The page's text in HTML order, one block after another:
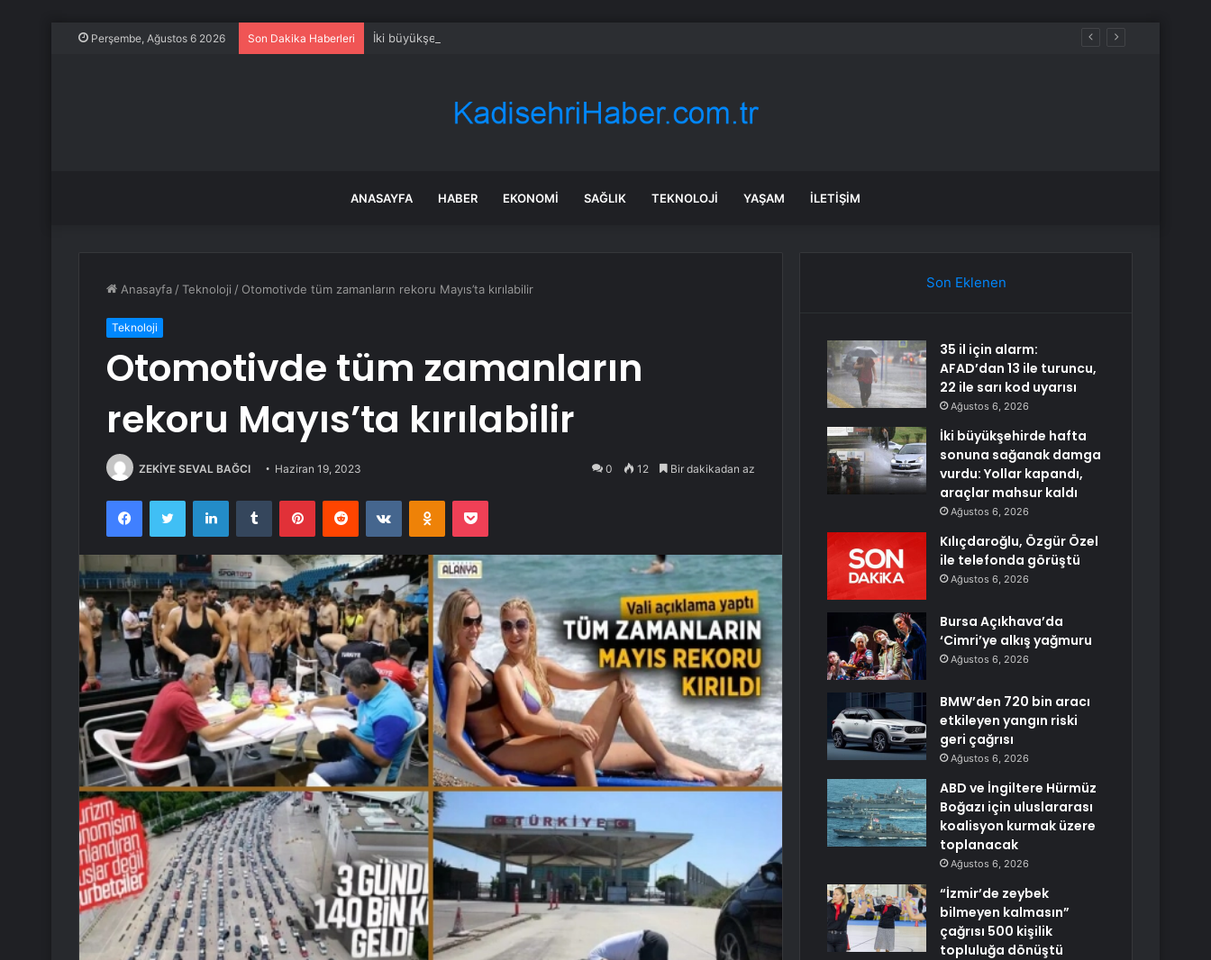
Perşembe, Ağustos 6 2026 Son Dakika Haberleri İki büyükşehirde hafta sonuna sağanak damga vurdu: Yollar kapandı, araçlar mahsur kaldı
ANASAYFA HABER EKONOMI SAĞLIK TEKNOLOJI YAŞAM İLETIŞIM
Anasayfa /Teknoloji / Otomotivde tüm zamanların rekoru Mayıs’ta kırılabilir
Teknoloji
Otomotivde tüm zamanların
rekoru Mayıs’ta kırılabilir
ZEKİYE SEVAL BAĞCI Haziran 19, 2023 0 12 Bir dakikadan az
FacebookTwitter LinkedInTumblr PinterestReddit VKontakteOdnoklassniki
Pocket
Son Eklenen
35 il için alarm:
AFAD’dan 13 ile turuncu,
22 ile sarı kod uyarısı
Ağustos 6, 2026
İki büyükşehirde hafta
sonuna sağanak damga
vurdu: Yollar kapandı,
araçlar mahsur kaldı
Ağustos 6, 2026
Kılıçdaroğlu, Özgür Özel
ile telefonda görüştü
Ağustos 6, 2026
Bursa Açıkhava’da
‘Cimri’ye alkış yağmuru
Ağustos 6, 2026
BMW’den 720 bin aracı
etkileyen yangın riski
geri çağrısı
Ağustos 6, 2026
ABD ve İngiltere Hürmüz
Boğazı için uluslararası
koalisyon kurmak üzere
toplanacak
Ağustos 6, 2026
“İzmir’de zeybek
bilmeyen kalmasın”
çağrısı 500 kişilik
topluluğa dönüştü